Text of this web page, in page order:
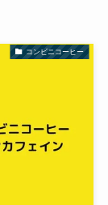
コンビニコーヒー